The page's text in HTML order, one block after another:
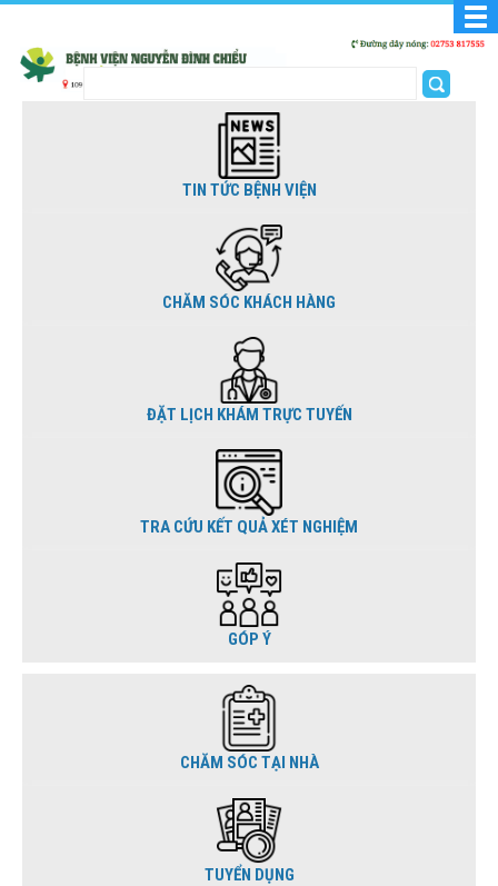
TIN TỨC BỆNH VIỆN
CHĂM SÓC KHÁCH HÀNG
ĐẶT LỊCH KHÁM TRỰC TUYẾN
TRA CỨU KẾT QUẢ XÉT NGHIỆM
GÓP Ý
CHĂM SÓC TẠI NHÀ
TUYỂN DỤNG